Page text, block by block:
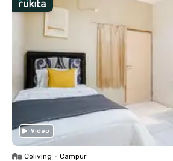
Video
Coliving • Campur